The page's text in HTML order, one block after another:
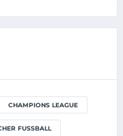
CHAMPIONS LEAGUE
FUSSBALL